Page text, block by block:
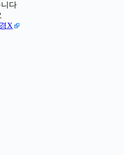
니다
X